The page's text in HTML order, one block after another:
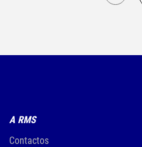
A RMS
Contactos